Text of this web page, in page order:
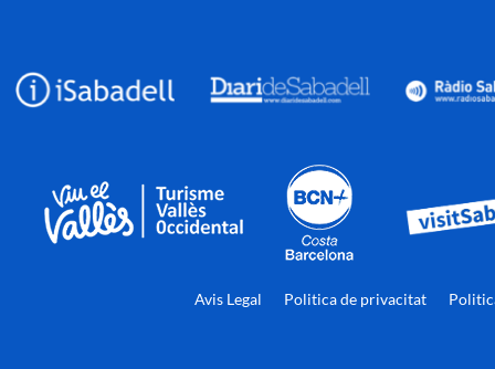
Avis Legal Politica de privacitat